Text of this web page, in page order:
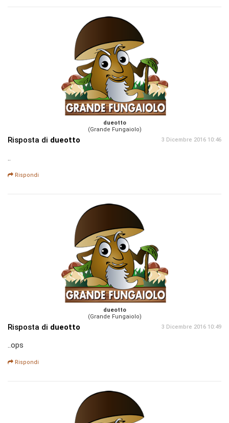
dueotto
(Grande Fungaiolo)
Risposta di dueotto 3 Dicembre 2016 10:46
..
Rispondi
dueotto
(Grande Fungaiolo)
Risposta di dueotto 3 Dicembre 2016 10:49
..ops
Rispondi